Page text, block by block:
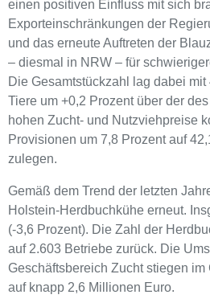
einen positiven Einfluss mit sich
Exporteinschränkungen der
und das erneute Auftreten der
– diesmal in NRW – für
Die Gesamtstückzahl lag dabei
Tiere um +0,2 Prozent über der
hohen Zucht- und Nutzviehpreise
Provisionen um 7,8 Prozent auf
zulegen.
Gemäß dem Trend der letzten
Holstein-Herdbuchkühe erneut.
(-3,6 Prozent). Die Zahl der
auf 2.603 Betriebe zurück. Die
Geschäftsbereich Zucht stiegen
auf knapp 2,6 Millionen Euro.